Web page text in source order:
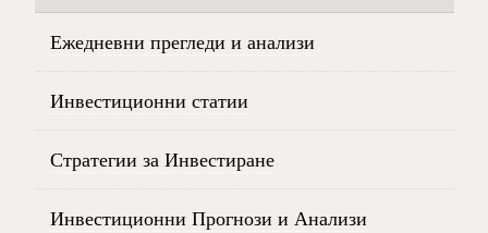
Ежедневни прегледи и анализи
Инвестиционни статии
Стратегии за Инвестиране
Инвестиционни Прогнози и Анализи